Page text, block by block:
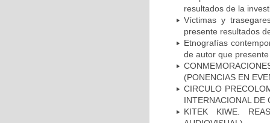
resultados de la
Víctimas y
presente resultados
Etnografías
de autor que
(PONENCIAS EN
CIRCULO
INTERNACIONAL DE
KITEK KIWE.